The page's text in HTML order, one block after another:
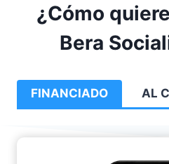
¿Cómo
Bera
FINANCIADO AL